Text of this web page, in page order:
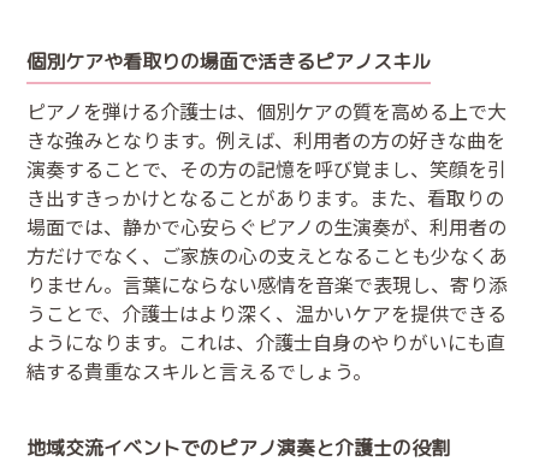
個別ケアや看取りの場面で活きるピアノスキル
ピアノを弾ける介護士は、個別ケアの質を高める上で大
きな強みとなります。例えば、利用者の方の好きな曲を
演奏することで、その方の記憶を呼び覚まし、笑顔を引
き出すきっかけとなることがあります。また、看取りの
場面では、静かで心安らぐピアノの生演奏が、利用者の
方だけでなく、ご家族の心の支えとなることも少なくあ
りません。言葉にならない感情を音楽で表現し、寄り添
うことで、介護士はより深く、温かいケアを提供できる
ようになります。これは、介護士自身のやりがいにも直
結する貴重なスキルと言えるでしょう。
地域交流イベントでのピアノ演奏と介護士の役割